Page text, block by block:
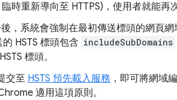
時重新導向至 HTTPS)，使用者就能再
，系統會強制在最初傳送標頭的網頁
HSTS 標頭包含 includeSubDomains
標頭。
交至 HSTS 預先載入服務 ，即可將網域
適用這項原則。